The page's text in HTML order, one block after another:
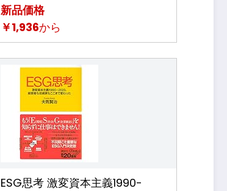
新品価格
￥1,936から
ESG思考 激変資本主義1990-